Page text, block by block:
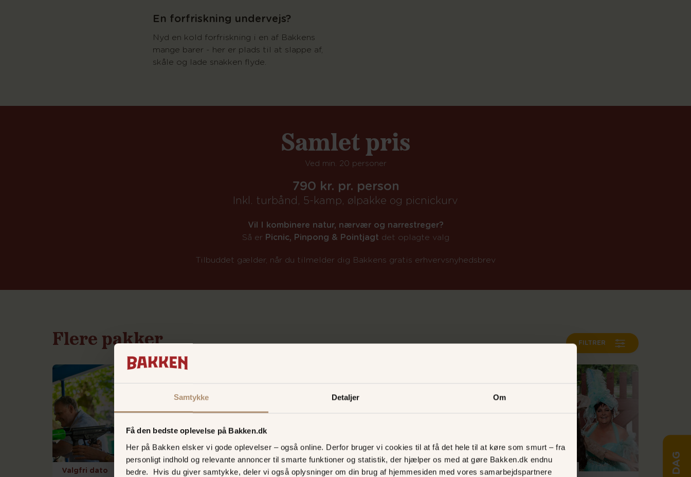
Samtykke Detaljer Om
Få den bedste oplevelse på Bakken.dk
Her på Bakken elsker vi gode oplevelser – også online. Derfor bruger vi cookies til at få det hele til at køre som smurt – fra
personligt indhold og relevante annoncer til smarte funktioner og statistik, der hjælper os med at gøre Bakken.dk endnu
bedre. Hvis du giver samtykke, deler vi også oplysninger om din brug af hjemmesiden med vores samarbejdspartnere
En forfriskning undervejs?
Nyd en kold forfriskning i en af Bakkens
mange barer - her er plads til at slappe af,
skåle og lade snakken flyde.
Samlet pris
Ved min. 20 personer
790 kr. pr. person
Inkl. turbånd, 5-kamp, ølpakke og picnickurv
Vil I kombinere natur, nærvær og narrestreger?
Så er Picnic, Pinpong & Pointjagt det oplagte valg
Tilbuddet gælder, når du tilmelder dig Bakkens gratis erhvervsnyhedsbrev
Flerepakker FILTRER
Valgfri dato Valgfri dato Udvalgte dage Udvalgte dage